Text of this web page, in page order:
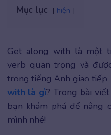
Mục lục hiện
Get along with là một
verb quan trọng và
trong tiếng Anh giao tiếp
with là gì? Trong bài
bạn khám phá để nâng
mình nhé!